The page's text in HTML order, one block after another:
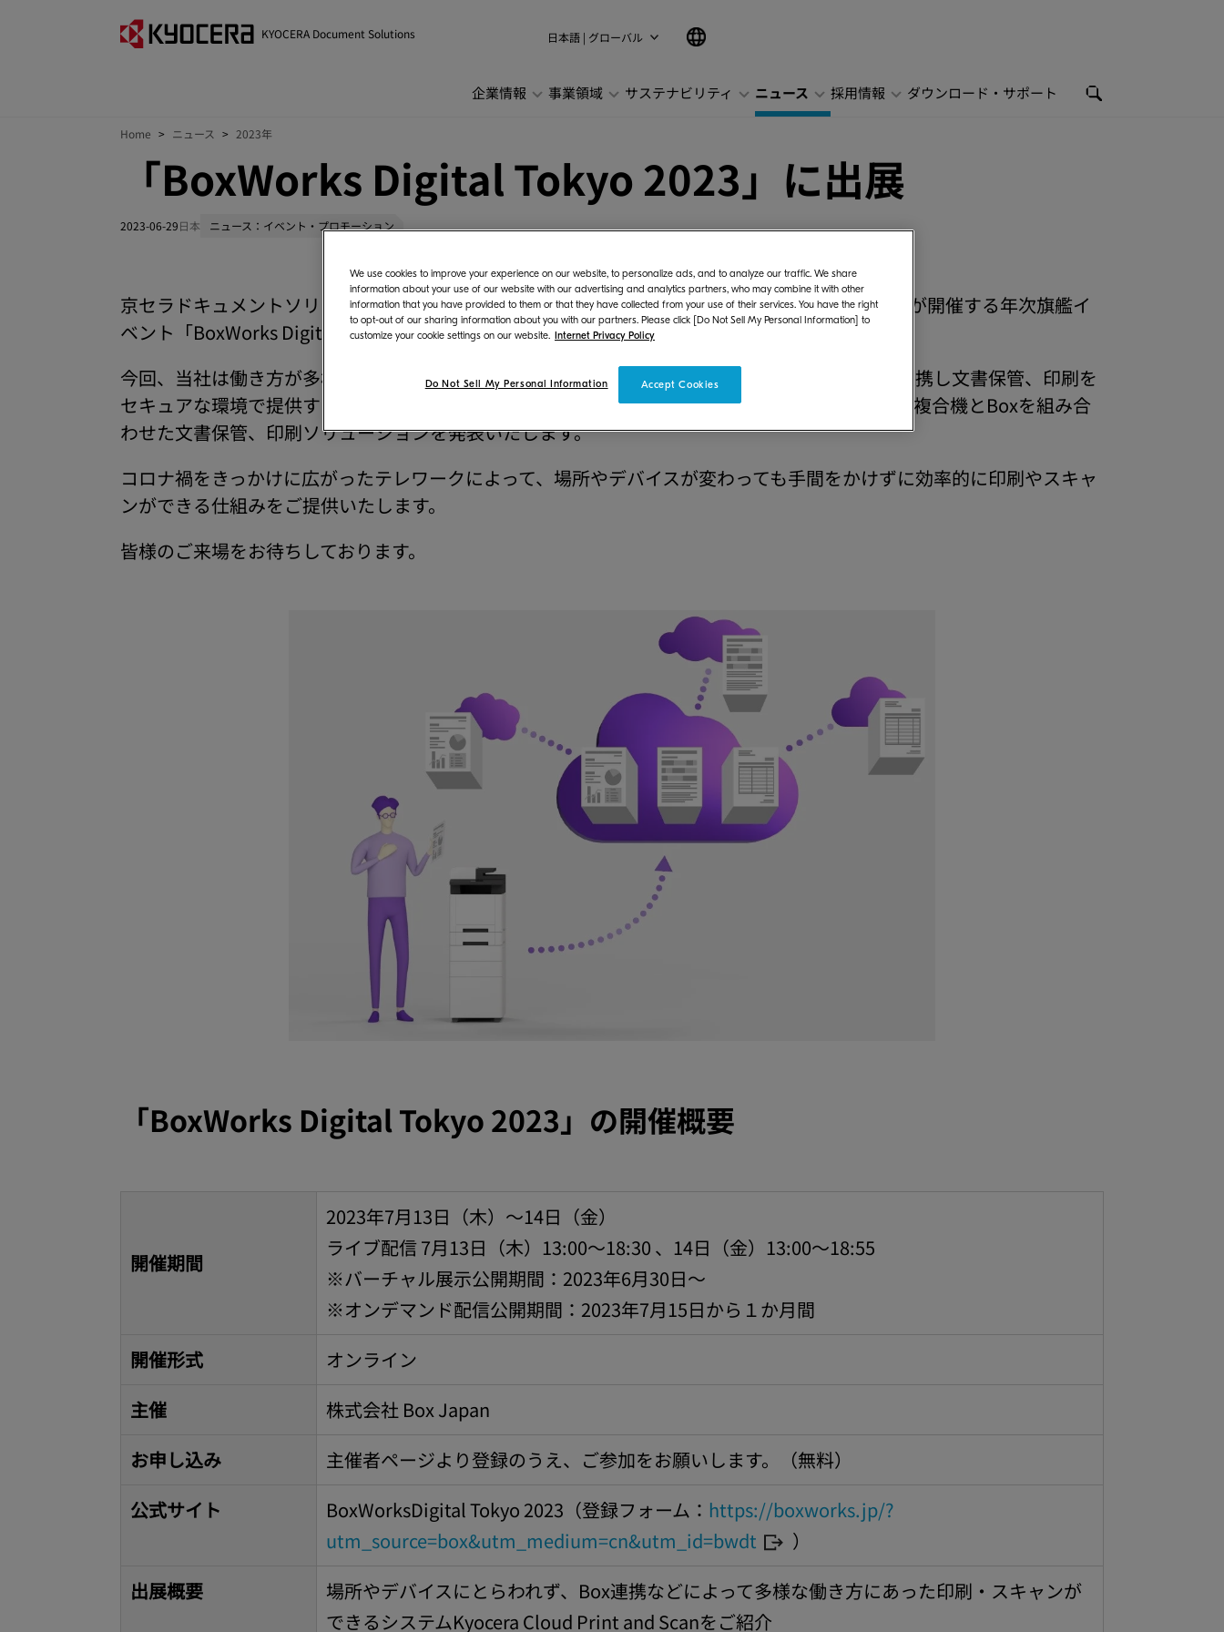
KYOCERA Document Solutions 日本語 | グローバル
企業情報 事業領域 サステナビリティ ニュース 採用情報 ダウンロード・サポート
Home ニュース 2023年
「BoxWorks Digital Tokyo 2023」に出展
2023-06-29日本 ニュース：イベント・プロモーション
京セラドキュメントソリューションズジャパン株式会社（社長:長井 孝）は、株式会社Box Japanが開催する年次旗艦イ
ベント「BoxWorks Digital Tokyo 2023」に出展いたします。
今回、当社は働き方が多様化するオフィスにおいて、Boxなどのクラウドストレージサービスと連携し文書保管、印刷を
セキュアな環境で提供するクラウドアプリケーションのKyocera Cloud Print and Scanを搭載した複合機とBoxを組み合
わせた文書保管、印刷ソリューションを発表いたします。
コロナ禍をきっかけに広がったテレワークによって、場所やデバイスが変わっても手間をかけずに効率的に印刷やスキャ
ンができる仕組みをご提供いたします。
皆様のご来場をお待ちしております。
「BoxWorks Digital Tokyo 2023」の開催概要
開催期間
2023年7月13日（木）〜14日（金）
ライブ配信 7月13日（木）13:00～18:30 、14日（金）13:00～18:55
※バーチャル展示公開期間：2023年6月30日～
※オンデマンド配信公開期間：2023年7月15日から１か月間
開催形式
オンライン
主催
株式会社 Box Japan
お申し込み
主催者ページより登録のうえ、ご参加をお願いします。（無料）
公式サイト
BoxWorksDigital Tokyo 2023（登録フォーム： https://boxworks.jp/?
utm_source=box&utm_medium=cn&utm_id=bwdt
）
出展概要
場所やデバイスにとらわれず、Box連携などによって多様な働き方にあった印刷・スキャンが
できるシステムKyocera Cloud Print and Scanをご紹介
We use cookies to improve your experience on our website, to personalize ads, and to analyze our traffic. We share
information about your use of our website with our advertising and analytics partners, who may combine it with other
information that you have provided to them or that they have collected from your use of their services. You have the right
to opt-out of our sharing information about you with our partners. Please click [Do Not Sell My Personal Information] to
customize your cookie settings on our website. Internet Privacy Policy
Accept Cookies
Do Not Sell My Personal Information